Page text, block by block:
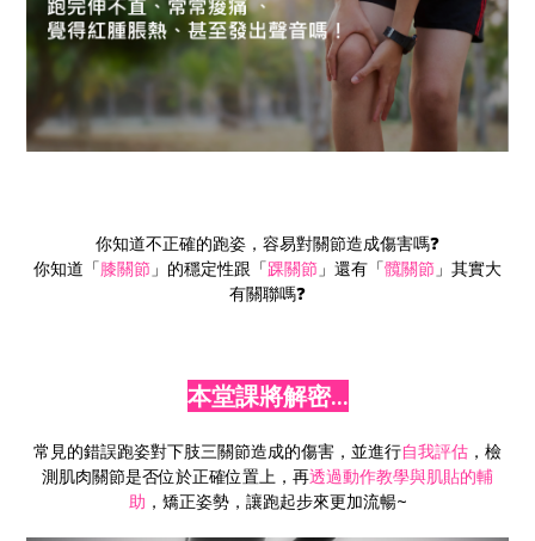
你知道不正確的跑姿，容易對關節造成傷害嗎❓
你知道「膝關節 」的穩定性跟「踝關節 」還有「髖關節 」其實大
有關聯嗎❓
本堂課將解密...
常見的錯誤跑姿對下肢三關節造成的傷害，並進行自我評估 ，檢
測肌肉關節是否位於正確位置上，再透過動作教學與肌貼的輔
助 ，矯正姿勢，讓跑起步來更加流暢~